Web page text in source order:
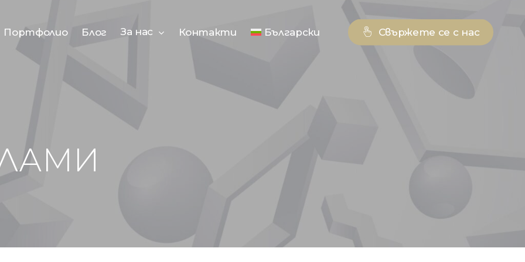
Портфолио Блог За нас Контакти Български Свържете се с нас